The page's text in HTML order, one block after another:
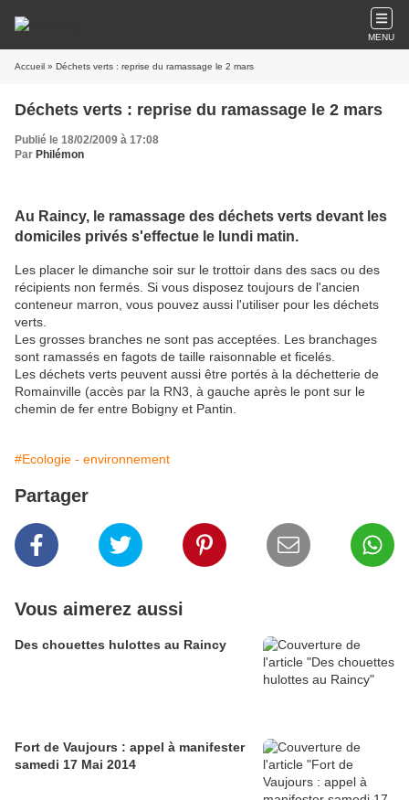
MENU
Accueil » Déchets verts : reprise du ramassage le 2 mars
Déchets verts : reprise du ramassage le 2 mars
Publié le 18/02/2009 à 17:08
Par Philémon
Au Raincy, le ramassage des déchets verts devant les
domiciles privés s'effectue le lundi matin.
Les placer le dimanche soir sur le trottoir dans des sacs ou des
récipients non fermés. Si vous disposez toujours de l'ancien
conteneur marron, vous pouvez aussi l'utiliser pour les déchets
verts.
Les grosses branches ne sont pas acceptées. Les branchages
sont ramassés en fagots de taille raisonnable et ficelés.
Les déchets verts peuvent aussi être portés à la déchetterie de
Romainville (accès par la RN3, à gauche après le pont sur le
chemin de fer entre Bobigny et Pantin.
#Ecologie - environnement
Partager
Vous aimerez aussi
Des chouettes hulottes au Raincy
Fort de Vaujours : appel à manifester
samedi 17 Mai 2014